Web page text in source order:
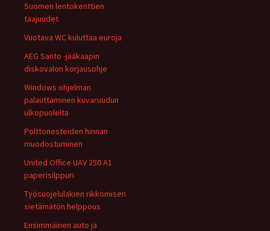
Suomen lentokenttien
taajuudet
Vuotava WC kuluttaa euroja
AEG Santo -jääkaapin
diskovalon korjausohje
Windows ohjelman
palauttaminen kuvaruudun
ulkopuolelta
Polttonesteiden hinnan
muodostuminen
United Office UAV 250 A1
paperisilppuri
Työsuojelulakien rikkomisen
sietämätön helppous
Ensimmäinen auto ja